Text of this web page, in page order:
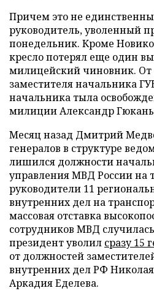
Причем это не
руководитель, уволенный
понедельник. Кроме
кресло потерял еще один
милицейский чиновник. От
заместителя начальника
начальника тыла
милиции Александр
Месяц назад Дмитрий
генералов в структуре
лишился должности
управления МВД России на
руководители 11
внутренних дел на
массовая отставка
сотрудников МВД
президент уволил сразу 15
от должностей
внутренних дел РФ
Аркадия Еделева.